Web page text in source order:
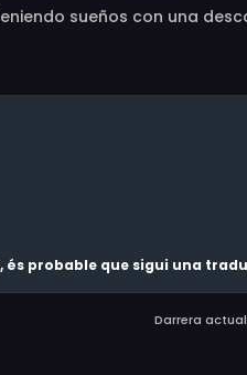
sueños con una
para que sus vidas se
probable que sigui una
Darrera